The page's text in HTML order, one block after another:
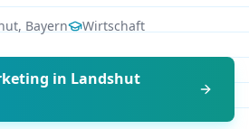
, Bayern Wirtschaft
in Landshut